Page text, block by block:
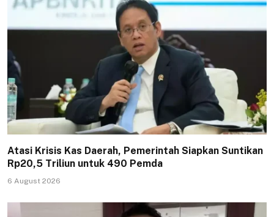
Atasi Krisis Kas Daerah, Pemerintah Siapkan Suntikan
Rp20,5 Triliun untuk 490 Pemda
6 August 2026